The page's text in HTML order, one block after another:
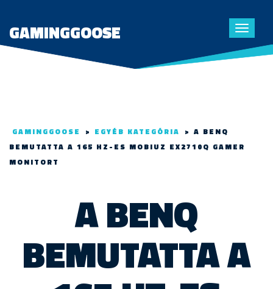
Toggle
GAMINGGOOSE
GAMINGGOOSE > EGYÉB KATEGÓRIA > A BENQ
BEMUTATTA A 165 HZ-ES MOBIUZ EX2710Q GAMER
MONITORT
A BENQ
BEMUTATTA A